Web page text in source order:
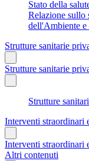
Stato della
Relazione sullo
dell'Ambiente e
Strutture sanitarie
Strutture sanitarie
Strutture
Interventi straordinari
Interventi straordinari
Altri contenuti